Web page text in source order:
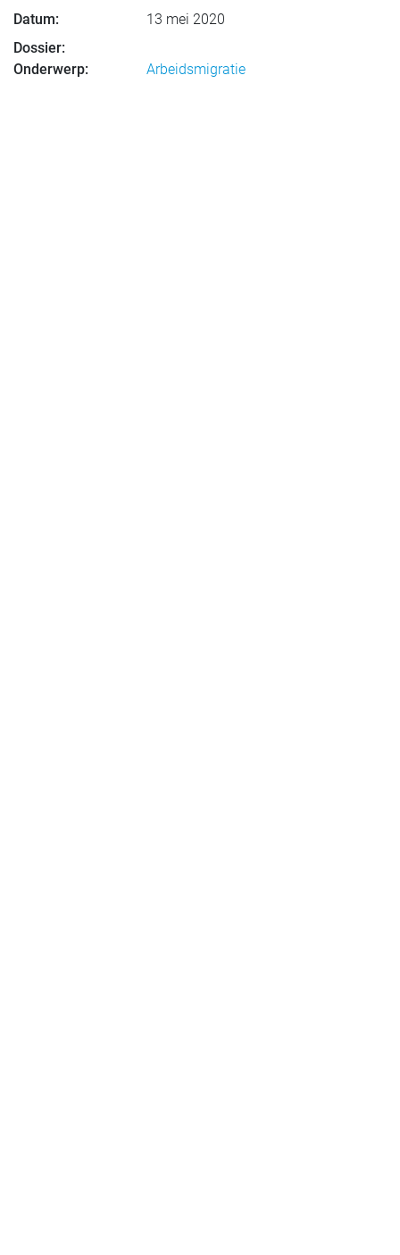
Datum:
13 mei 2020
Dossier:
Onderwerp:
Arbeidsmigratie